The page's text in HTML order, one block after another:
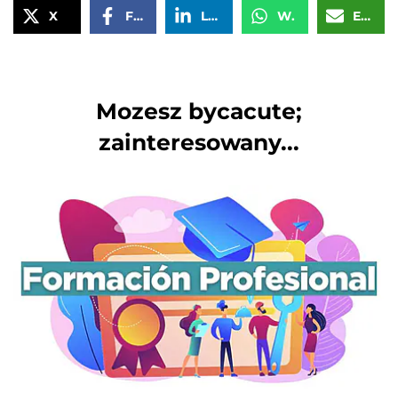
X Facebook LinkedIn WhatsApp Email
Mozesz bycacute;
zainteresowany...